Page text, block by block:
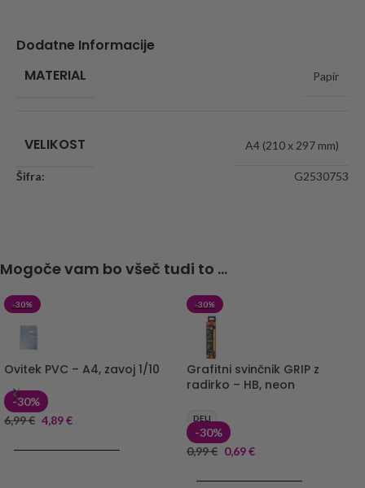
Dodatne Informacije
MATERIAL
Papir
VELIKOST A4 (210 x 297 mm)
Šifra: G2530753
Mogoče vam bo všeč tudi to ...
-30%
Ovitek PVC – A4, zavoj 1/10
-30%
6,99€ 4,89€
-30%
Grafitni svinčnik GRIP z
radirko – HB, neon
DELI
-30%
0,99€ 0,69€